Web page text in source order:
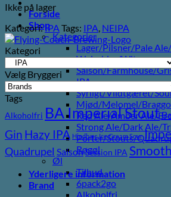
Forside
Shop
Kategorier
Lager/Pilsner/Pale
Weissbier/Wit
Saison/Farmhouse/
IPA
Syrligt/Vildtgæret/
Mjød/Melomel/
Red Ale/Amber Ale/
Strong Ale/Dark Ale/
Porter/Stouts/
Røgøl
Øl
Tilbud
6pack2go
Alkoholfri
Ikke på lager
Kategori:IPA Tags: IPA, NEIPA
Kategori
Vælg Bryggeri
Tags
Alkoholfri BA Imperial Stout
Gin Hazy IPA Hindbær Ice Cream Sour
Quadrupel SaisonSession IPA
Yderligere information
Brand